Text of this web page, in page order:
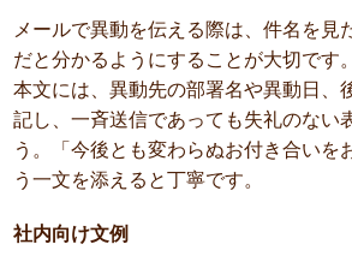
メールで異動を伝える際は、件名を見
だと分かるようにすることが大切です。
本文には、異動先の部署名や異動日、
記し、一斉送信であっても失礼のない
う。「今後とも変わらぬお付き合いを
う一文を添えると丁寧です。
社内向け文例